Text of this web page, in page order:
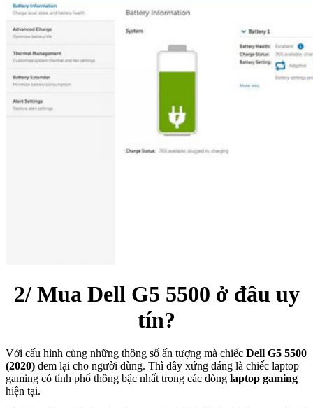
2/ Mua Dell G5 5500 ở đâu uy
tín?
Với cấu hình cùng những thông số ấn tượng mà chiếc Dell G5 5500
(2020) đem lại cho người dùng. Thì đây xứng đáng là chiếc laptop
gaming có tính phổ thông bậc nhất trong các dòng laptop gaming
hiện tại.